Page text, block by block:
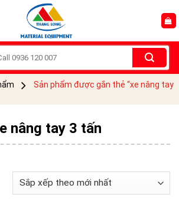
Sản phẩm được gắn thẻ “xe nâng tay
nâng tay 3 tấn